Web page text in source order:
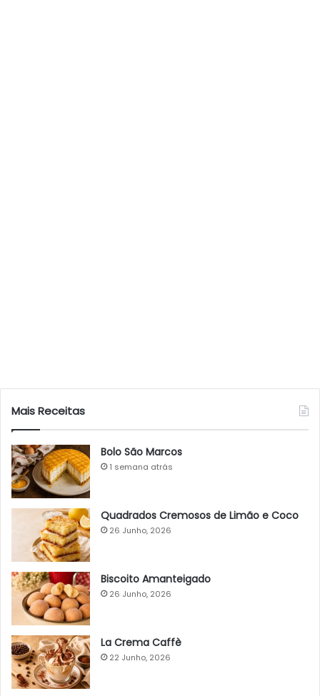
Mais Receitas
Bolo São Marcos
1 semana atrás
Quadrados Cremosos de Limão e Coco
26 Junho, 2026
Biscoito Amanteigado
26 Junho, 2026
La Crema Caffè
22 Junho, 2026